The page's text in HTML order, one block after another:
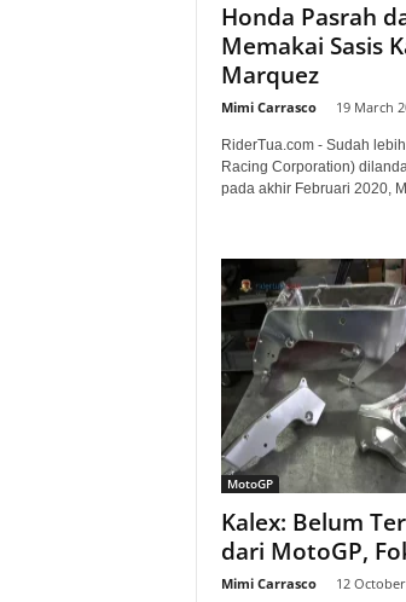
Honda Pasrah
Memakai Sasis
Marquez
Mimi Carrasco 19 March
RiderTua.com - Sudah
Racing Corporation)
pada akhir Februari 2020,
MotoGP
Kalex: Belum
dari MotoGP,
Mimi Carrasco 12